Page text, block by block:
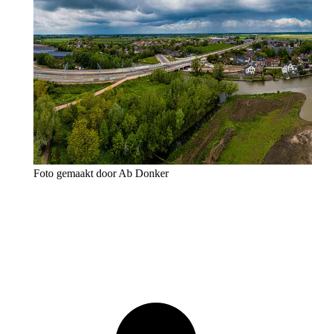
Foto gemaakt door Ab Donker